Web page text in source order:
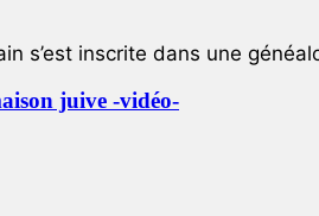
s’est inscrite dans une
juive -vidéo-